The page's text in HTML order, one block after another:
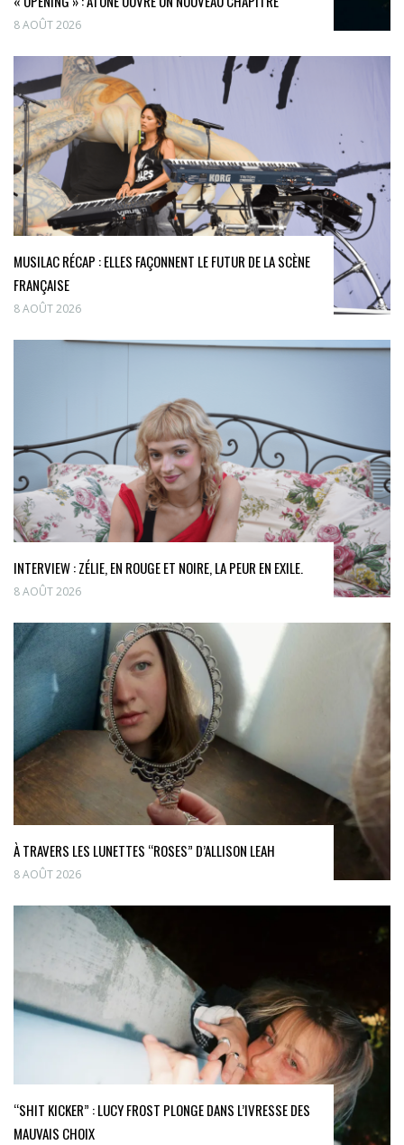
8 AOÛT 2026
MUSILAC RÉCAP : ELLES FAÇONNENT LE FUTUR DE LA SCÈNE
FRANÇAISE
8 AOÛT 2026
INTERVIEW : ZÉLIE, EN ROUGE ET NOIRE, LA PEUR EN EXILE.
8 AOÛT 2026
À TRAVERS LES LUNETTES “ROSES” D’ALLISON LEAH
8 AOÛT 2026
“SHIT KICKER” : LUCY FROST PLONGE DANS L’IVRESSE DES
MAUVAIS CHOIX